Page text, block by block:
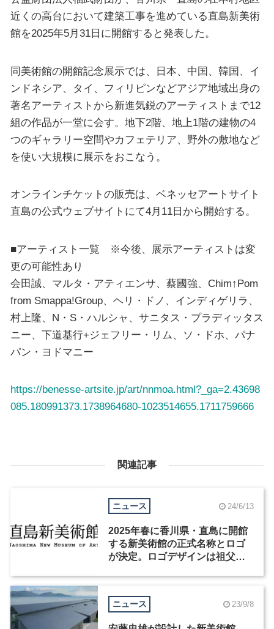
近くの⾼台において建築⼯事を進めている直島新美術
館を2025年5⽉31⽇に開館すると発表した。
同美術館の開館記念展示では、日本、中国、韓国、イ
ンドネシア、タイ、フィリピンなどアジア地域出身の
著名アーティストから新進気鋭のアーティストまで12
組の作品が一堂に会す。地下2階、地上1階の建物の4
つのギャラリー空間やカフェテリア、野外の敷地など
を使い大規模に展示をおこなう。
オンラインチケットの販売は、ベネッセアートサイト
直島の公式ウェブサイトにて4⽉11⽇から開始する。
■アーティスト⼀覧 ※今後、展⽰アーティストは変
更の可能性あり
会⽥誠、マルタ・アティエンサ、蔡國強、Chim↑Pom
from Smappa!Group、ヘリ・ドノ、インディゲリラ、
村上隆、N・S・ハルシャ、サニタス・プラディッタス
ニー、下道基⾏+ジェフリー・リム、ソ・ドホ、パナ
パン・ヨドマニー
https://benesse-artsite.jp/art/nnmoa.html?_ga=2.43698
085.180991373.1738964680-1023514655.1711759666
関連記事
ニュース 24/6/13
2025年春に香川県・直島に開館
する新美術館の正式名称とロゴ
が決定。ロゴデザインは祖父江
ニュース 23/9/8